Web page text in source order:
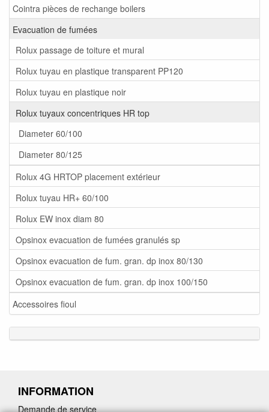
Cointra pièces de rechange boilers
Evacuation de fumées
Rolux passage de toiture et mural
Rolux tuyau en plastique transparent PP120
Rolux tuyau en plastique noir
Rolux tuyaux concentriques HR top
Diameter 60/100
Diameter 80/125
Rolux 4G HRTOP placement extérieur
Rolux tuyau HR+ 60/100
Rolux EW inox diam 80
Opsinox evacuation de fumées granulés sp
Opsinox evacuation de fum. gran. dp inox 80/130
Opsinox evacuation de fum. gran. dp inox 100/150
Accessoires fioul
INFORMATION
Demande de service